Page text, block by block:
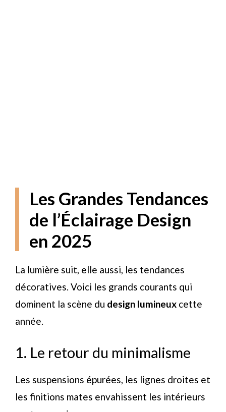
Les Grandes Tendances
de l’Éclairage Design
en 2025
La lumière suit, elle aussi, les tendances
décoratives. Voici les grands courants qui
dominent la scène du design lumineux cette
année.
1. Le retour du minimalisme
Les suspensions épurées, les lignes droites et
les finitions mates envahissent les intérieurs